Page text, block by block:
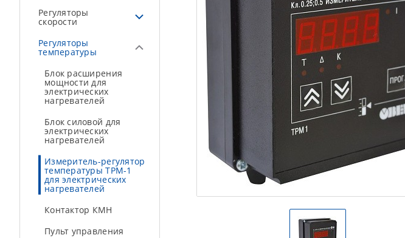
Регуляторы
скорости
Регуляторы
температуры
Блок расширения
мощности для
электрических
нагревателей
Блок силовой для
электрических
нагревателей
Измеритель-регулятор
температуры ТРМ-1
для электрических
нагревателей
Контактор КМН
Пульт управления